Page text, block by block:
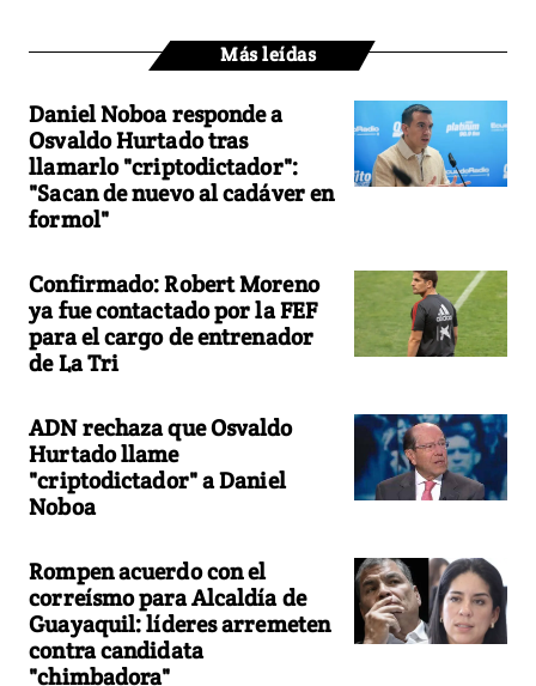
Más leídas
Daniel Noboa responde a
Osvaldo Hurtado tras
llamarlo "criptodictador":
"Sacan de nuevo al cadáver en
formol"
Confirmado: Robert Moreno
ya fue contactado por la FEF
para el cargo de entrenador
de La Tri
ADN rechaza que Osvaldo
Hurtado llame
"criptodictador" a Daniel
Noboa
Rompen acuerdo con el
correísmo para Alcaldía de
Guayaquil: líderes arremeten
contra candidata
"chimbadora"